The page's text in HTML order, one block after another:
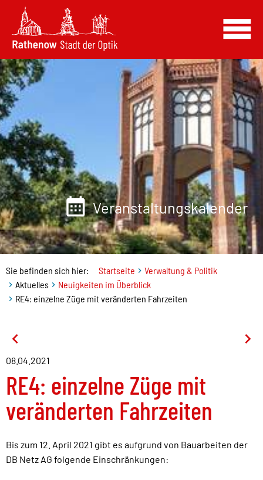
Veranstaltungskalender
Sie befinden sich hier: Startseite
Verwaltung & Politik
Aktuelles
Neuigkeiten im Überblick
RE4: einzelne Züge mit veränderten Fahrzeiten
08.04.2021
RE4: einzelne Züge mit
veränderten Fahrzeiten
Bis zum 12. April 2021 gibt es aufgrund von Bauarbeiten der
DB Netz AG folgende Einschränkungen: